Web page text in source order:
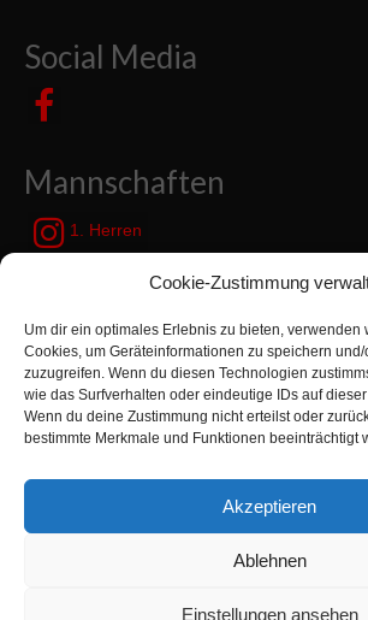
Cookie-Zustimmung
Um dir ein optimales Erlebnis zu bieten, verwenden
Cookies, um Geräteinformationen zu speichern
zuzugreifen. Wenn du diesen Technologien
wie das Surfverhalten oder eindeutige IDs auf
Wenn du deine Zustimmung nicht erteilst oder
bestimmte Merkmale und Funktionen beeinträchtigt
Akzeptieren
Ablehnen
Einstellungen ansehen
Social Media
Mannschaften
1. Herren
JSG Zetel / Friesische Wehde
Kategorien
Kategorien
Suchen
Zur Turnabteilung TVN wechseln